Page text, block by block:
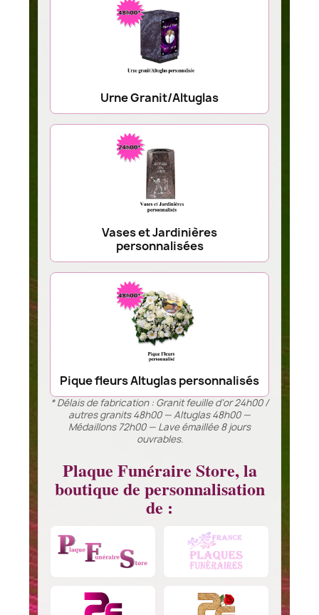
Urne Granit/Altuglas
Vases et Jardinières
personnalisées
Pique fleurs Altuglas personnalisés
* Délais de fabrication : Granit feuille d’or 24h00 /
autres granits 48h00 — Altuglas 48h00 —
Médaillons 72h00 — Lave émaillée 8 jours
ouvrables.
Plaque Funéraire Store, la
boutique de personnalisation
de :